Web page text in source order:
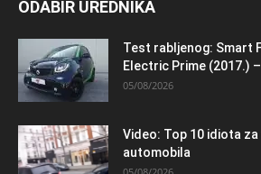
ODABIR UREDNIKA
Test rabljenog: Smart
Electric Prime (2017.)
05/08/2026
Video: Top 10 idiota
automobila